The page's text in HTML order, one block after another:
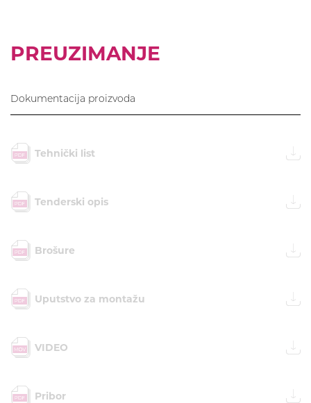
PREUZIMANJE
Dokumentacija proizvoda
Tehnički list
Tenderski opis
Brošure
Uputstvo za montažu
VIDEO
Pribor